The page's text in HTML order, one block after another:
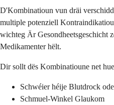
D'Kombinatioun vun dräi
multiple potenziell
wichteg Är Gesondheetsgeschicht
Medikamenter hëlt.
Dir sollt dës Kombinatioune net
Schwéier héije Blutdrock
Schmuel-Winkel Glaukom